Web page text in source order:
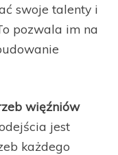
swoje talenty i
pozwala im na
więźniów
jest
każdego